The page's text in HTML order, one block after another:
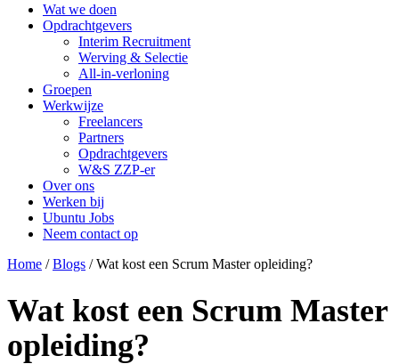
Wat we doen
Opdrachtgevers
Interim Recruitment
Werving & Selectie
All-in-verloning
Groepen
Werkwijze
Freelancers
Partners
Opdrachtgevers
W&S ZZP-er
Over ons
Werken bij
Ubuntu Jobs
Neem contact op
Home /Blogs /Wat kost een Scrum Master opleiding?
Wat kost een Scrum Master
opleiding?